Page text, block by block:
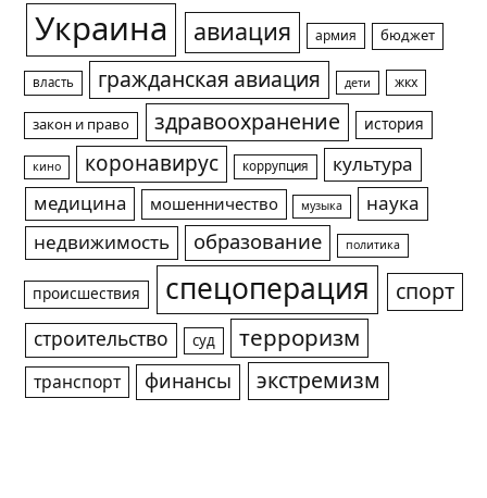
Украина авиация армия бюджет
власть гражданская авиация дети жкх
закон и право здравоохранение история
кино коронавирус коррупция
культура
медицина
мошенничество музыка
наука
недвижимость
образование политика
происшествия спецоперация спорт
строительство суд терроризм
транспорт финансы экстремизм